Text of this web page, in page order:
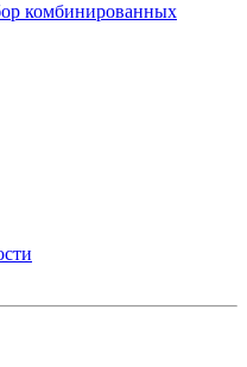
комбинированных